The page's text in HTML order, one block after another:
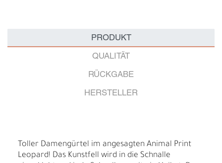
PRODUKT
QUALITÄT
RÜCKGABE
HERSTELLER
Toller Damengürtel im angesagten Animal Print
Leopard! Das Kunstfell wird in die Schnalle